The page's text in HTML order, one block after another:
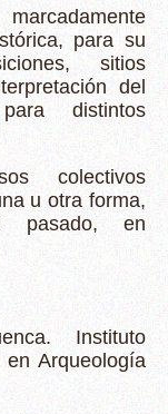
para su
sitios
del
distintos
colectivos
u otra forma,
pasado, en
Instituto
Arqueología